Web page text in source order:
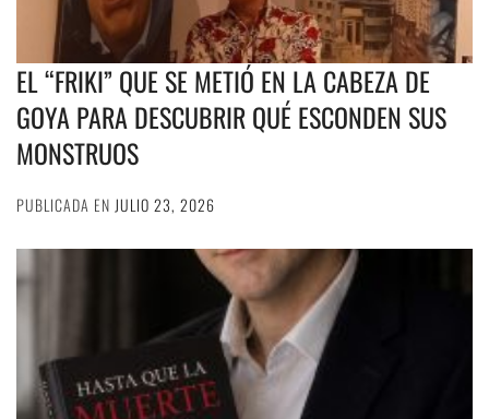
EL “FRIKI” QUE SE METIÓ EN LA CABEZA DE
GOYA PARA DESCUBRIR QUÉ ESCONDEN SUS
MONSTRUOS
PUBLICADA EN JULIO 23, 2026